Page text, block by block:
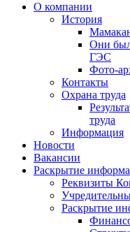
О компании
История
Они
ГЭС
Фото-
Контакты
Охрана труда
труда
Информация
Новости
Вакансии
Раскрытие
Реквизиты
Раскрытие